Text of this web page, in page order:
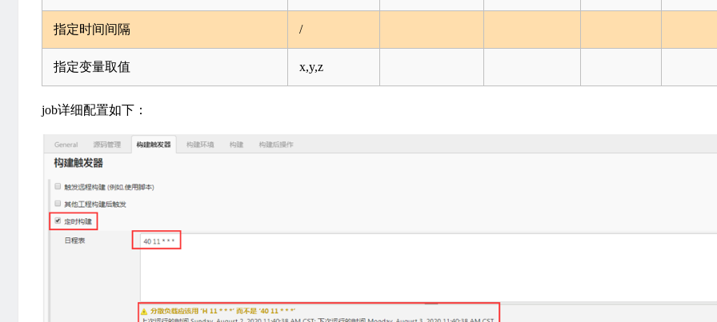
指定时间间隔 /
指定变量取值 x,y,z
job详细配置如下：